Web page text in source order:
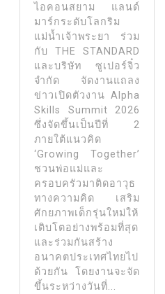
ไอคอนสยาม แลนด์
มาร์กระดับโลกริม
แม่น้ำเจ้าพระยา ร่วม
กับ THE STANDARD
และบริษัท ซูเปอร์จิ๋ว
จำกัด จัดงานแถลง
ข่าวเปิดตัวงาน Alpha
Skills Summit 2026
ซึ่งจัดขึ้นเป็นปีที่ 2
ภายใต้แนวคิด
‘Growing Together’
ชวนพ่อแม่และ
ครอบครัวมาติดอาวุธ
ทางความคิด เสริม
ศักยภาพเด็กรุ่นใหม่ให้
เติบโตอย่างพร้อมที่สุด
และร่วมกันสร้าง
อนาคตประเทศไทยไป
ด้วยกัน โดยงานจะจัด
ขึ้นระหว่างวันที่...